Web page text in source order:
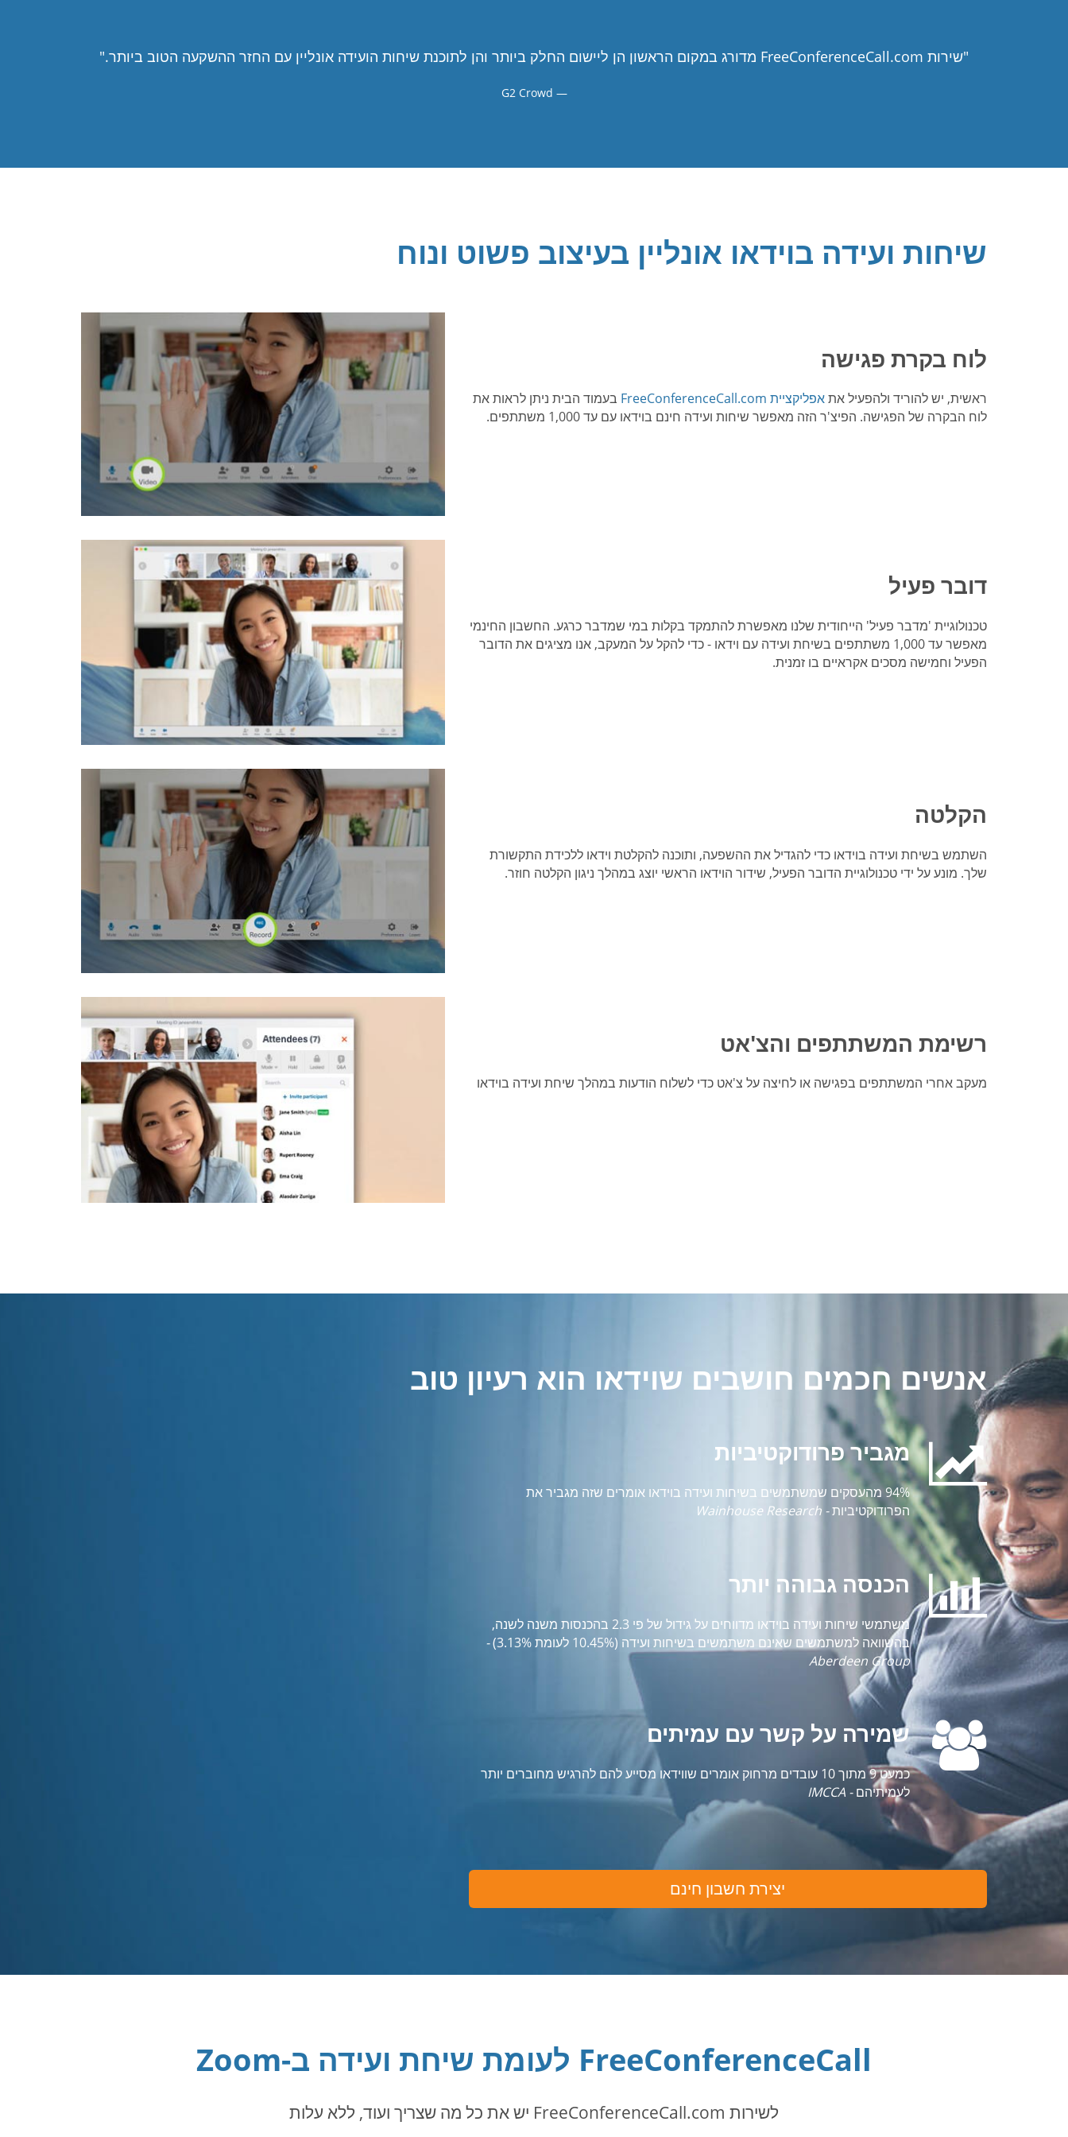
"שירות FreeConferenceCall.com מדורג במקום הראשון הן ליישום החלק ביותר והן לתוכנת שיחות הועידה אונליין עם החזר ההשקעה הטוב ביותר."
G2 Crowd
שיחות ועידה בוידאו אונליין בעיצוב פשוט ונוח
לוח בקרת פגישה
ראשית, יש להוריד ולהפעיל אתאפליקציית FreeConferenceCall.com
בעמוד הבית ניתן לראות את
לוח הבקרה של הפגישה. הפיצ'ר הזה מאפשר שיחות ועידה חינם בוידאו עם עד 1,000 משתתפים.
דובר פעיל
טכנולוגיית 'מדבר פעיל' הייחודית שלנו מאפשרת להתמקד בקלות במי שמדבר כרגע. החשבון החינמי
מאפשר עד 1,000 משתתפים בשיחת ועידה עם וידאו - כדי להקל על המעקב, אנו מציגים את הדובר
הפעיל וחמישה מסכים אקראיים בו זמנית.
הקלטה
השתמש בשיחת ועידה בוידאו כדי להגדיל את ההשפעה, ותוכנה להקלטת וידאו ללכידת התקשורת
שלך. מונע על ידי טכנולוגיית הדובר הפעיל, שידור הוידאו הראשי יוצג במהלך ניגון הקלטה חוזר.
רשימת המשתתפים והצ'אט
מעקב אחרי המשתתפים בפגישה או לחיצה על צ'אט כדי לשלוח הודעות במהלך שיחת ועידה בוידאו
אנשים חכמים חושבים שוידאו הוא רעיון טוב
מגביר פרודוקטיביות
94% מהעסקים שמשתמשים בשיחות ועידה בוידאו אומרים שזה מגביר את
הפרודוקטיביות- Wainhouse Research
הכנסה גבוהה יותר
משתמשי שיחות ועידה בוידאו מדווחים על גידול של פי 2.3 בהכנסות משנה לשנה,
בהשוואה למשתמשים שאינם משתמשים בשיחות ועידה (10.45% לעומת 3.13%)
-
Aberdeen Group
שמירה על קשר עם עמיתים
כמעט 9 מתוך 10 עובדים מרחוק אומרים שווידאו מסייע להם להרגיש מחוברים יותר
לעמיתיהם- IMCCA
יצירת חשבון חינם
FreeConferenceCall לעומת שיחת ועידה ב-Zoom
לשירות FreeConferenceCall.com יש את כל מה שצריך ועוד, ללא עלות